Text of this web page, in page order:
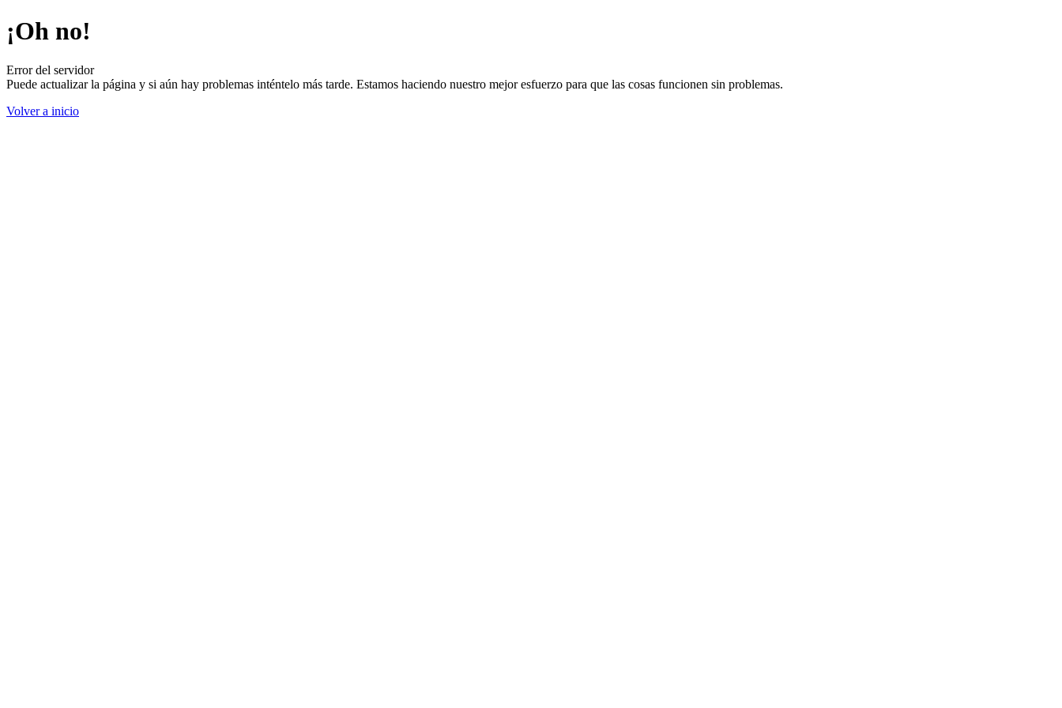
¡Oh no!
Error del servidor
Puede actualizar la página y si aún hay problemas inténtelo más tarde. Estamos haciendo nuestro mejor esfuerzo para que las cosas funcionen sin problemas.
Volver a inicio